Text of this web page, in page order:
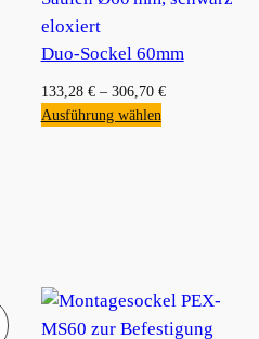
Duo-Sockel 60mm
133,28 €– 306,70 €
Ausführung wählen